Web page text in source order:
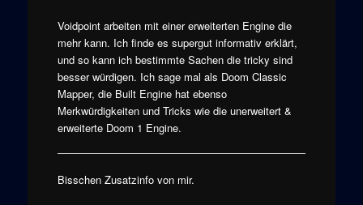
Voidpoint arbeiten mit einer erweiterten Engine die
mehr kann. Ich finde es supergut informativ erklärt,
und so kann ich bestimmte Sachen die tricky sind
besser würdigen. Ich sage mal als Doom Classic
Mapper, die Built Engine hat ebenso
Merkwürdigkeiten und Tricks wie die unerweitert &
erweiterte Doom 1 Engine.
Bisschen Zusatzinfo von mir.